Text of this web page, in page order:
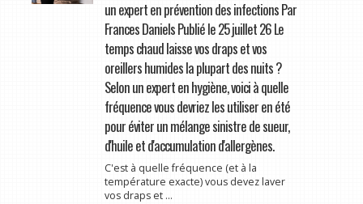
un expert en prévention des infections Par
Frances Daniels Publié le 25 juillet 26 Le
temps chaud laisse vos draps et vos
oreillers humides la plupart des nuits ?
Selon un expert en hygiène, voici à quelle
fréquence vous devriez les utiliser en été
pour éviter un mélange sinistre de sueur,
d'huile et d'accumulation d'allergènes.
C'est à quelle fréquence (et à la
température exacte) vous devez laver
vos draps et ...